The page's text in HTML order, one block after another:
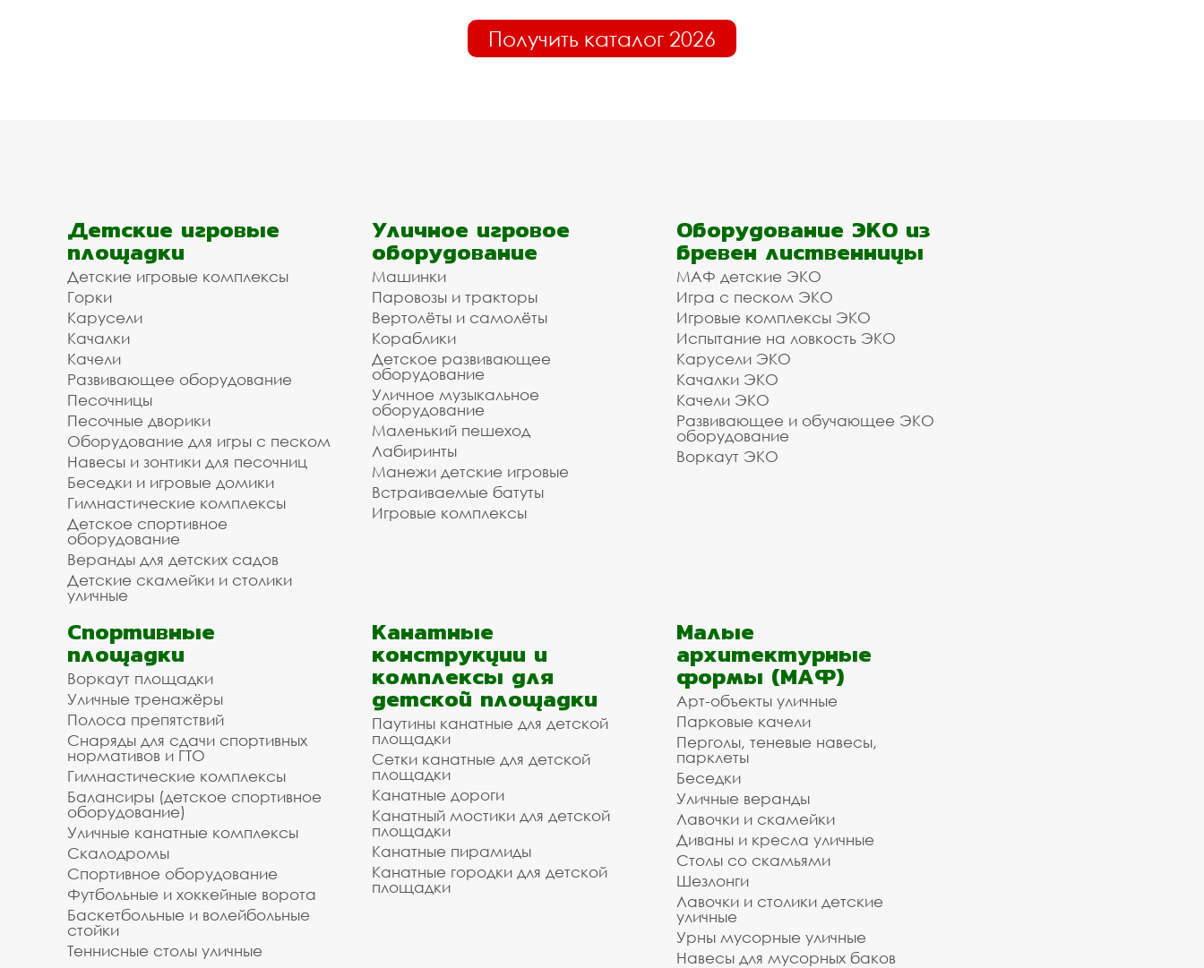
Получить каталог 2026
Детские игровые
площадки
Детские игровые комплексы
Горки
Карусели
Качалки
Качели
Развивающее оборудование
Песочницы
Песочные дворики
Оборудование для игры с песком
Навесы и зонтики для песочниц
Беседки и игровые домики
Гимнастические комплексы
Детское спортивное
оборудование
Веранды для детских садов
Детские скамейки и столики
уличные
Уличное игровое
оборудование
Машинки
Паровозы и тракторы
Вертолёты и самолёты
Кораблики
Детское развивающее
оборудование
Уличное музыкальное
оборудование
Маленький пешеход
Лабиринты
Манежи детские игровые
Встраиваемые батуты
Игровые комплексы
Оборудование ЭКО из
бревен лиственницы
МАФ детские ЭКО
Игра с песком ЭКО
Игровые комплексы ЭКО
Испытание на ловкость ЭКО
Карусели ЭКО
Качалки ЭКО
Качели ЭКО
Развивающее и обучающее ЭКО
оборудование
Воркаут ЭКО
Спортивные
площадки
Воркаут площадки
Уличные тренажёры
Полоса препятствий
Снаряды для сдачи спортивных
нормативов и ГТО
Гимнастические комплексы
Балансиры (детское спортивное
оборудование)
Уличные канатные комплексы
Скалодромы
Спортивное оборудование
Футбольные и хоккейные ворота
Баскетбольные и волейбольные
стойки
Теннисные столы уличные
Канатные
конструкции и
комплексы для
детской площадки
Паутины канатные для детской
площадки
Сетки канатные для детской
площадки
Канатные дороги
Канатный мостики для детской
площадки
Канатные пирамиды
Канатные городки для детской
площадки
Малые
архитектурные
формы (МАФ)
Арт-объекты уличные
Парковые качели
Перголы, теневые навесы,
парклеты
Беседки
Уличные веранды
Лавочки и скамейки
Диваны и кресла уличные
Столы со скамьями
Шезлонги
Лавочки и столики детские
уличные
Урны мусорные уличные
Навесы для мусорных баков